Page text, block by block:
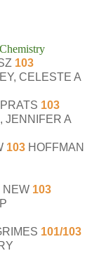
103
CELESTE A
103
JENNIFER A
103 HOFFMAN
NEW 103
101/103